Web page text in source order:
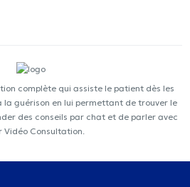
complète qui assiste le patient dès les
la guérison en lui permettant de trouver le
des conseils par chat et de parler avec
Vidéo Consultation.